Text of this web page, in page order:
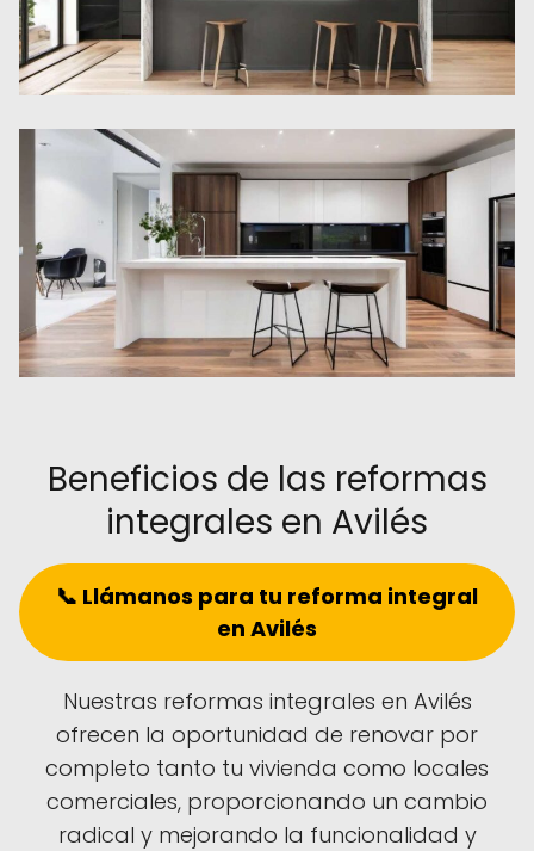
Beneficios de las reformas
integrales en Avilés
📞 Llámanos para tu reforma integral
en Avilés
Nuestras reformas integrales en Avilés
ofrecen la oportunidad de renovar por
completo tanto tu vivienda como locales
comerciales, proporcionando un cambio
radical y mejorando la funcionalidad y